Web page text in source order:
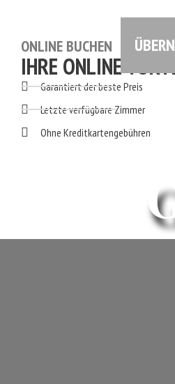
ONLINE BUCHEN
IHRE ONLINE
Garantiert der beste Preis
Letzte verfügbare Zimmer
Ohne Kreditkartengebühren